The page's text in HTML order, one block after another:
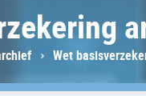
Wet